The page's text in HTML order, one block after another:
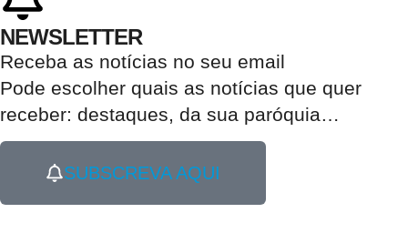
NEWSLETTER
Receba as notícias no seu email​
Pode escolher quais as notícias que quer
receber: destaques, da sua paróquia…
SUBSCREVA AQUI